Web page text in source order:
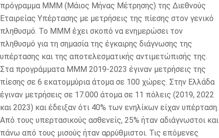
πρόγραμμα ΜΜΜ (Μάιος Μήνας Μέτρησης) της Διεθνούς
Εταιρείας Υπέρτασης με μετρήσεις της πίεσης στον γενικό
πληθυσμό. Το ΜΜΜ έχει σκοπό να ενημερώσει τον
πληθυσμό για τη σημασία της έγκαιρης διάγνωσης της
υπέρτασης και της αποτελεσματικής αντιμετώπισής της.
Στα προγράμματα ΜΜΜ 2019-2023 έγιναν μετρήσεις της
πίεσης σε 6 εκατομμύρια άτομα σε 100 χώρες. Στην Ελλάδα
έγιναν μετρήσεις σε 17.000 άτομα σε 11 πόλεις (2019, 2022
και 2023) και έδειξαν ότι 40% των ενηλίκων είχαν υπέρταση.
Από τους υπερτασικούς ασθενείς, 25% ήταν αδιάγνωστοι και
πάνω από τους μισούς ήταν αρρύθμιστοι. Τις επόμενες